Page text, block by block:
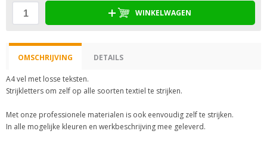
WINKELWAGEN
OMSCHRIJVING DETAILS
A4 vel met losse teksten.
Strijkletters om zelf op alle soorten textiel te strijken.
Met onze professionele materialen is ook eenvoudig zelf te strijken.
In alle mogelijke kleuren en werkbeschrijving mee geleverd.